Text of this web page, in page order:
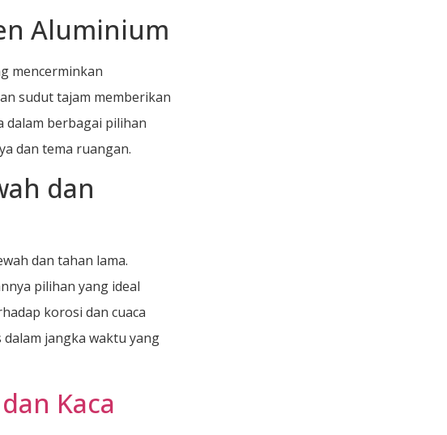
Aluminium
mencerminkan
sudut tajam memberikan
dalam berbagai pilihan
dan tema ruangan.
dan
dan tahan lama.
pilihan yang ideal
korosi dan cuaca
jangka waktu yang
Kaca